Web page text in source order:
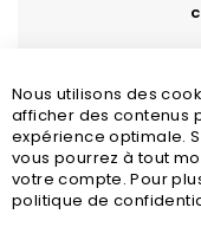
Nous utilisons des
afficher des contenus
expérience optimale.
vous pourrez à tout
votre compte. Pour
politique de